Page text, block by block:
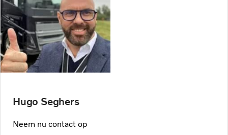
Hugo Seghers
Neem nu contact op